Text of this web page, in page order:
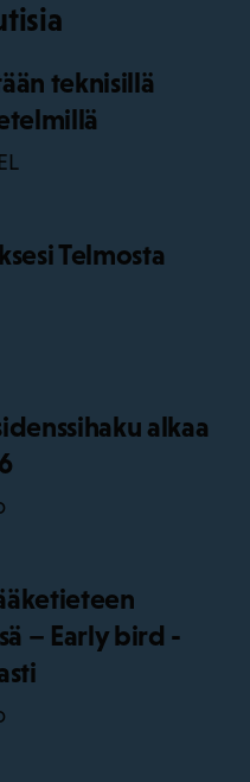
teknisillä
Telmosta
alkaa
– Early bird -